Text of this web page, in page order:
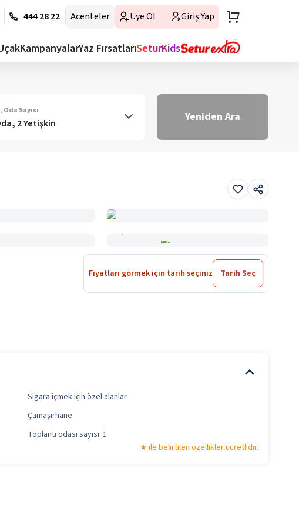
444 28 22 Acenteler Üye Ol Giriş Yap
KampanyalarYaz FırsatlarıSeturKids
Oda Sayısı
2 Yetişkin Yeniden Ara
Fiyatları görmek için tarih seçiniz Tarih Seç
Sigara içmek için özel alanlar
Çamaşırhane
Toplantı odası sayısı: 1
ile belirtilen özellikler ücretlidir.